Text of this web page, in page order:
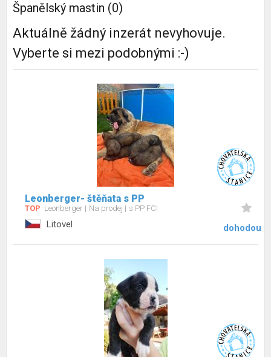
Španělský mastin (0)
Aktuálně žádný inzerát nevyhovuje.
Vyberte si mezi podobnými :-)
Leonberger- štěňata s PP
TOP Leonberger Na prodej s PP FCI
Litovel dohodou